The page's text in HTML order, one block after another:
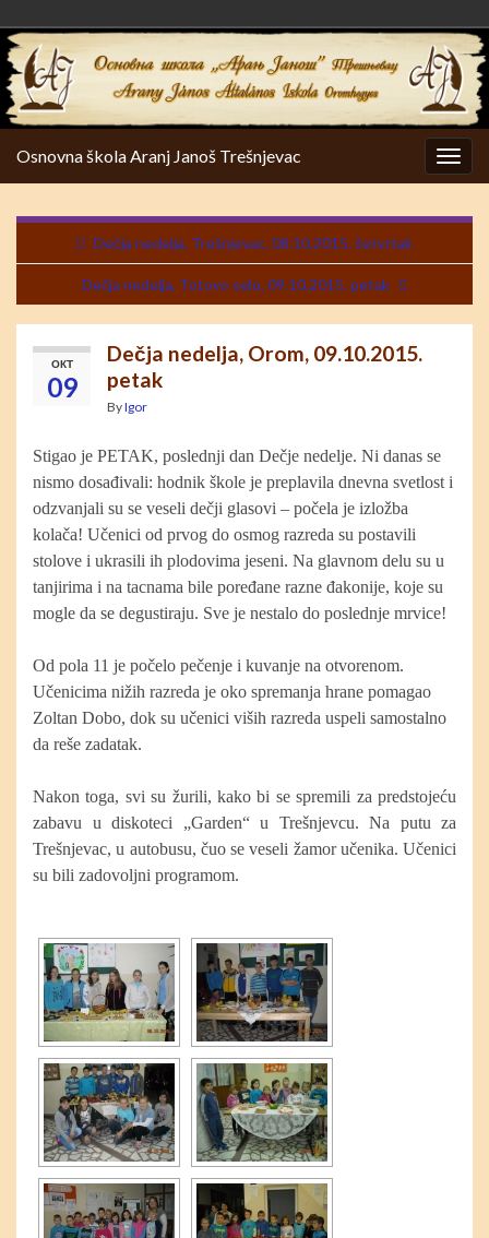
Osnovna škola Aranj Janoš Trešnjevac
Dečja nedelja, Trešnjevac, 08.10.2015. četvrtak
Dečja nedelja, Totovo selo, 09.10.2015. petak
ОКТ
09
Dečja nedelja, Orom, 09.10.2015.
petak
ByIgor
Stigao je PETAK, poslednji dan Dečje nedelje. Ni danas se
nismo dosađivali: hodnik škole je preplavila dnevna svetlost i
odzvanjali su se veseli dečji glasovi – počela je izložba
kolača! Učenici od prvog do osmog razreda su postavili
stolove i ukrasili ih plodovima jeseni. Na glavnom delu su u
tanjirima i na tacnama bile poređane razne đakonije, koje su
mogle da se degustiraju. Sve je nestalo do poslednje mrvice!
Od pola 11 je počelo pečenje i kuvanje na otvorenom.
Učenicima nižih razreda je oko spremanja hrane pomagao
Zoltan Dobo, dok su učenici viših razreda uspeli samostalno
da reše zadatak.
Nakon toga, svi su žurili, kako bi se spremili za predstojeću
zabavu u diskoteci „Garden“ u Trešnjevcu. Na putu za
Trešnjevac, u autobusu, čuo se veseli žamor učenika. Učenici
su bili zadovoljni programom.